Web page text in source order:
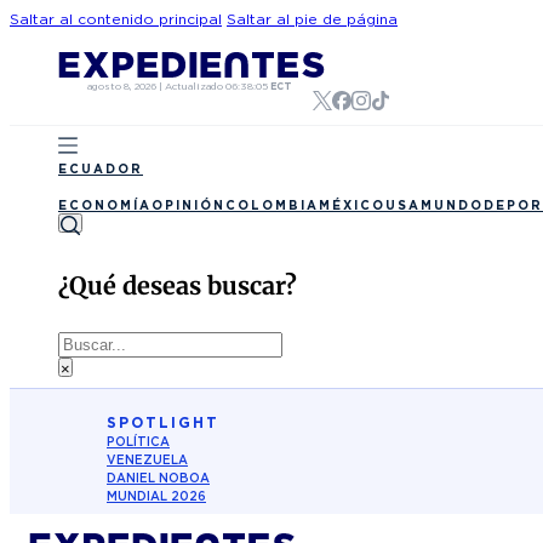
Saltar al contenido principal Saltar al pie de página
agosto 8, 2026 | Actualizado 06:38:05 ECT
ECUADOR
ECONOMÍA OPINIÓN COLOMBIA MÉXICO USA MUNDO
¿Qué deseas buscar?
Buscar
×
SPOTLIGHT
POLÍTICA
VENEZUELA
DANIEL NOBOA
MUNDIAL 2026